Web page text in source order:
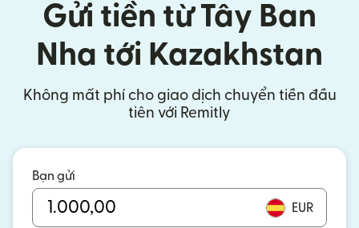
Gửi tiền từ Tây Ban
Nha tới Kazakhstan
Không mất phí cho giao dịch chuyển tiền đầu
tiên với Remitly
Bạn gửi
EUR